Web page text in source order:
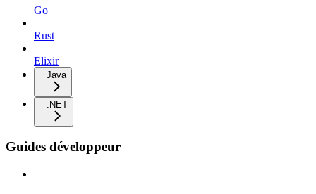
Go
Rust
Elixir
Java
.NET
Guides développeur